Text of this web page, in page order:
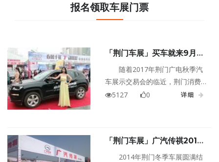
型清仓甩卖，惊爆全场，赶紧来
看看有什么惊喜等着您吧。
报名领取车展门票
「荆门车展」买车就来9月荆
门广电秋季车展
随着2017年荆门广电秋季汽
车展示交易会的临近，荆门消费
者对车展的谈论和期待也越来越
么更多的荆门人愿意等广电车
5127 0 详细
「荆门车展」广汽传祺2014
年荆门冬季车展完美收官
2014年荆门冬季车展圆满结